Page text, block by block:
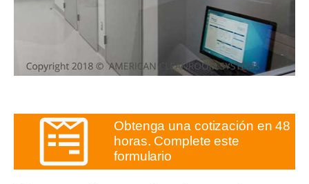
Obtenga una cotización en 48
horas. Complete este
formulario